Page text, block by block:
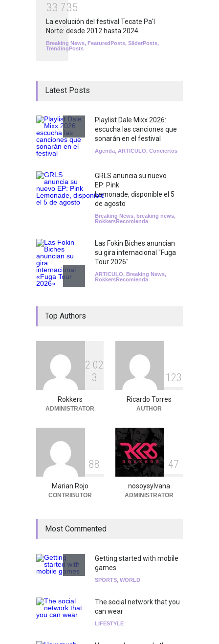
33 735
La evolución del festival Tecate Pa'l
Norte: desde 2012 hasta 2024
Breaking News, FeaturedPosts, SliderPosts,
TrendingPosts
Latest Posts
Playlist Dale Mixx 2026:
escucha las canciones que
sonarán en el festival
Agenda, ARTICULO, Conciertos
GRLS anuncia su nuevo
EP: Pink
Lemonade, disponible el 5
de agosto
Breaking News, breaking news,
RokkersRecomienda
Las Fokin Biches anuncian
su gira internacional "Fuga
Tour 2026"
ARTICULO, Breaking News,
RokkersRecomienda
Breaking News,Conciertos
Peces Raros anuncia show
en el Auditorio BB de la
Ciudad de México
ARTICULO ,Breaking
Top Authors
2 02
3
Rokkers
ADMINISTRATOR
1 23
Ricardo Torres
AUTHOR
88
Marian Rojo
CONTRIBUTOR
47
nosoysylvana
ADMINISTRATOR
Most Commented
Getting started with mobile
games
SPORTS, WORLD
The social network that you
can wear
LIFESTYLE